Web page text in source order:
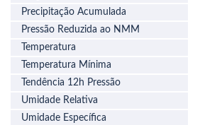
Precipitação Acumulada
Pressão Reduzida ao NMM
Temperatura
Temperatura Mínima
Tendência 12h Pressão
Umidade Relativa
Umidade Específica